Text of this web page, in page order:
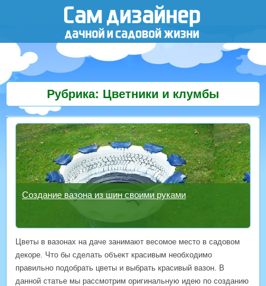
Рубрика: Цветники и клумбы
Создание вазона из шин своими руками
Цветы в вазонах на даче занимают весомое место в садовом
декоре. Что бы сделать объект красивым необходимо
правильно подобрать цветы и выбрать красивый вазон. В
данной статье мы рассмотрим оригинальную идею по созданию